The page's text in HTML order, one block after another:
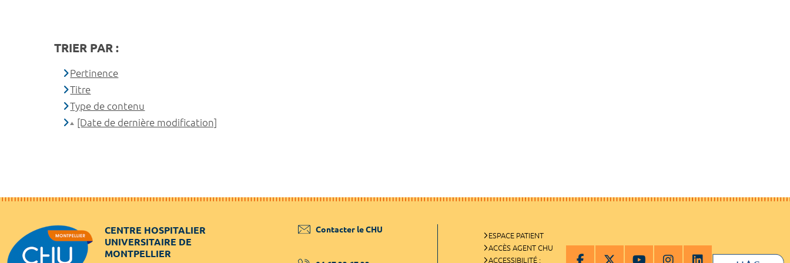
TRIER PAR :
Pertinence
Titre
Type de contenu
[Date de dernière modification]
CENTRE HOSPITALIER
UNIVERSITAIRE DE
MONTPELLIER
Contacter le CHU
ESPACE PATIENT
ACCÈS AGENT CHU
ACCESSIBILITÉ :